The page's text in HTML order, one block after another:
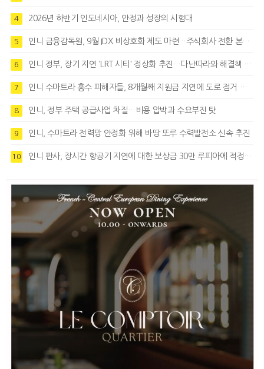
4 2026년 하반기 인도네시아, 안정과 성장의 시험대
5 인니 금융감독원, 9월 IDX 비상호화 제도 마련…주식회사 전환 본격화
6 인니 정부, 장기 지연 'LRT 시티' 정상화 추진…다난따라와 해결책 모색
7 인니 수마트라 홍수 피해자들, 8개월째 지원금 지연에 도로 점거 시위
8 인니, 정부 주택 공급사업 차질…비용 압박과 수요부진 탓
9 인니, 수마트라 전력망 안정화 위해 바땅 또루 수력발전소 신속 추진
10 인니 판사, 장시간 항공기 지연에 대한 보상금 30만 루피아에 적정성 제기